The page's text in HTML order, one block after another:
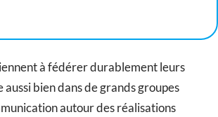
à fédérer durablement leurs
bien dans de grands groupes
autour des réalisations